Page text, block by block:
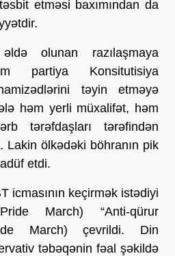
etməsi baxımından da
olunan razılaşmaya
partiya Konsitutisiya
təyin etməyə
həm yerli müxalifət, həm
tərəfdaşları tərəfindən
Lakin ölkədəki böhranın pik
etdi.
icmasının keçirmək istədiyi
March) “Anti-qürur
March) çevrildi. Din
təbəqənin fəal şəkildə